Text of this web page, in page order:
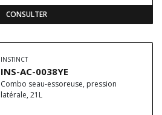
CONSULTER
INSTINCT
INS-AC-0038YE
Combo seau-essoreuse, pression
latérale, 21L